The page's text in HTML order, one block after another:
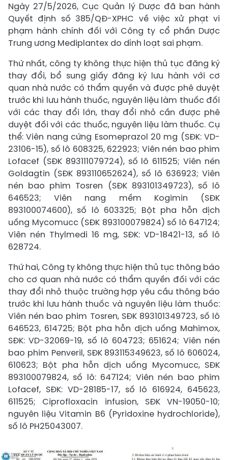
Ngày 27/5/2026, Cục Quản lý Dược đã ban hành
Quyết định số 385/QĐ-XPHC về việc xử phạt vi
phạm hành chính đối với Công ty cổ phần Dược
Trung ương Mediplantex do dính loạt sai phạm.
Thứ nhất, công ty không thực hiện thủ tục đăng ký
thay đổi, bổ sung giấy đăng ký lưu hành với cơ
quan nhà nước có thẩm quyền và được phê duyệt
trước khi lưu hành thuốc, nguyên liệu làm thuốc đối
với các thay đổi lớn, thay đổi nhỏ cần được phê
duyệt đối với các thuốc, nguyên liệu làm thuốc. Cụ
thể: Viên nang cứng Esomeprazol 20 mg (SĐK: VD-
23106-15), số lô 608325, 622923; Viên nén bao phim
Lofacef (SĐK 893111079724), số lô 611525; Viên nén
Goldagtin (SĐK 893110652624), số lô 636923; Viên
nén bao phim Tosren (SĐK 893101349723), số lô
646523; Viên nang mềm Kogimin (SĐK
893100074600), số lô 603325; Bột pha hỗn dịch
uống Mycomucc (SĐK 893100079824) số lô 647124;
Viên nén Thylmedi 16 mg, SĐK: VD-18421-13, số lô
628724.
Thứ hai, Công ty không thực hiện thủ tục thông báo
cho cơ quan nhà nước có thẩm quyền đối với các
thay đổi nhỏ thuộc trường hợp yêu cầu thông báo
trước khi lưu hành thuốc và nguyên liệu làm thuốc:
Viên nén bao phim Tosren, SĐK 893101349723, số lô
646523, 614725; Bột pha hỗn dịch uống Mahimox,
SĐK: VD-32069-19, số lô 604723; 651624; Viên nén
bao phim Penveril, SĐK 893115349623, số lô 606024,
610623; Bột pha hỗn dịch uống Mycomucc, SĐK
893100079824, số lô: 647124; Viên nén bao phim
Lofacef, SĐK: VD-28185-17, số lô 616924, 645623,
611525; Ciprofloxacin infusion, SĐK VN-19050-10;
nguyên liệu Vitamin B6 (Pyridoxine hydrochloride),
số lô PH25043007.